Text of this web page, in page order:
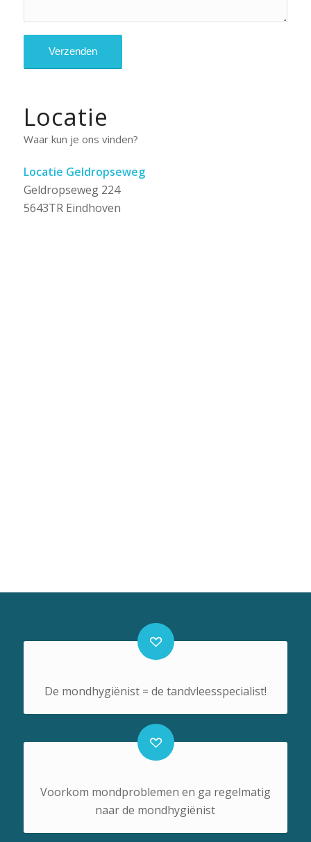
Locatie
Waar kun je ons vinden?
Locatie Geldropseweg
Geldropseweg 224
5643TR Eindhoven
De mondhygiënist = de tandvleesspecialist!
Voorkom mondproblemen en ga regelmatig
naar de mondhygiënist